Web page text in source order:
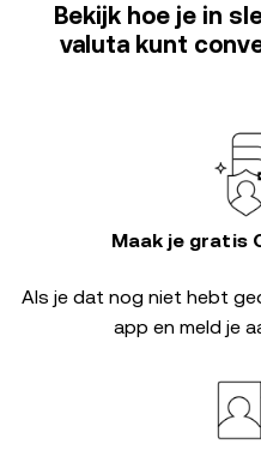
Bekijk hoe je in
valuta kunt
Maak je gratis
Als je dat nog niet hebt
app en meld je